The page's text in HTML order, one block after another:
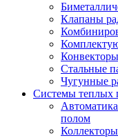
Клапаны
Стальные
Чугунные
Системы теплых
полом